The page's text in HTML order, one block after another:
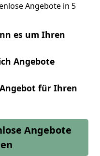
Angebote in 5
es um Ihren
Angebote
für Ihren
Angebote